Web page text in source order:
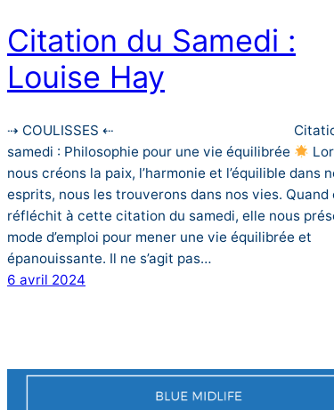
Citation du Samedi :
Louise Hay
⇢ COULISSES ⇠⠀⠀⠀⠀⠀⠀⠀⠀⠀⠀⠀⠀⠀⠀⠀⠀⠀⠀
samedi : Philosophie pour une vie équilibrée
nous créons la paix, l’harmonie et l’équilible dans
esprits, nous les trouverons dans nos vies. Quand
réfléchit à cette citation du samedi, elle nous
mode d’emploi pour mener une vie équilibrée et
épanouissante. Il ne s’agit pas…
6 avril 2024